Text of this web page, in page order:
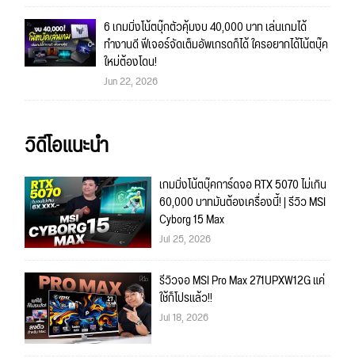
6 เกมมิ่งโน้ตบุ๊กตัวคุ้มงบ 40,000 บาท เล่นเกมได้
ทำงานดี ฟีเจอร์จัดเต็มอัพเกรดก็ได้ ใครอยากได้โน้ตบุ๊ค
ใหม่ต้องโดน!
Jun 22, 2026
วิดีโอแนะนำ
เกมมิ่งโน้ตบุ๊คการ์ดจอ RTX 5070 ไม่เกิน
60,000 บาทมันต้องเครื่องนี้! | รีวิว MSI
Cyborg 15 Max
Jul 25, 2026
รีวิวจอ MSI Pro Max 271UPXW12G แค่
ใช้ก็โปรแล้ว!!
Jul 18, 2026